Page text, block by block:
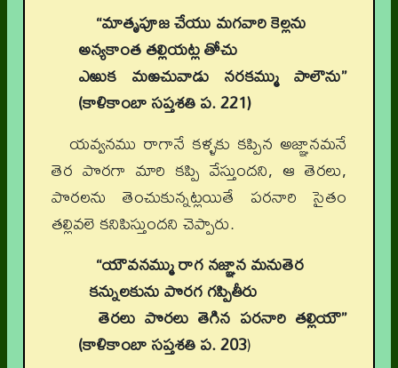
“మాతృపూజ చేయు మగవారి కెల్లను
అన్యకాంత తల్లియట్ల తోచు
ఎఱుక మఱచువాడు నరకమ్ము పాలౌను”
(కాళికాంబా సప్తశతి ప. 221)
యవ్వనము రాగానే కళ్ళకు కప్పిన అజ్ఞానమనే
తెర పొరగా మారి కప్పి వేస్తుందని, ఆ తెరలు,
పొరలను తెంచుకున్నట్లయితే పరనారి సైతం
తల్లివలె కనిపిస్తుందని చెప్పారు.
“యౌవనమ్ము రాగ నజ్ఞాన మనుతెర
కన్నులకును పొరగ గప్పితీరు
తెరలు పొరలు తెగిన పరనారి తల్లియౌ”
(కాళికాంబా సప్తశతి ప. 203)